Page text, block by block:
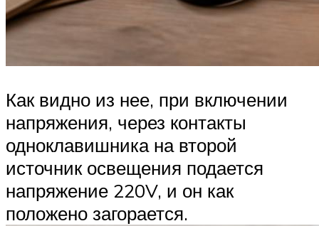
Как видно из нее, при включении
напряжения, через контакты
одноклавишника на второй
источник освещения подается
напряжение 220V, и он как
положено загорается.